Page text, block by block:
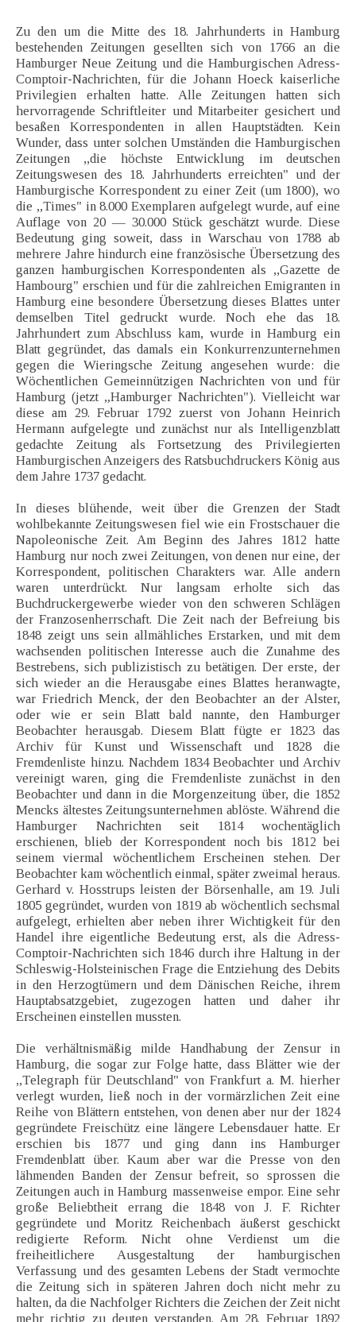
Zu den um die Mitte des 18. Jahrhunderts in Hamburg
bestehenden Zeitungen gesellten sich von 1766 an die
Hamburger Neue Zeitung und die Hamburgischen Adress-
Comptoir-Nachrichten, für die Johann Hoeck kaiserliche
Privilegien erhalten hatte. Alle Zeitungen hatten sich
hervorragende Schriftleiter und Mitarbeiter gesichert und
besaßen Korrespondenten in allen Hauptstädten. Kein
Wunder, dass unter solchen Umständen die Hamburgischen
Zeitungen ,,die höchste Entwicklung im deutschen
Zeitungswesen des 18. Jahrhunderts erreichten" und der
Hamburgische Korrespondent zu einer Zeit (um 1800), wo
die ,,Times" in 8.000 Exemplaren aufgelegt wurde, auf eine
Auflage von 20 — 30.000 Stück geschätzt wurde. Diese
Bedeutung ging soweit, dass in Warschau von 1788 ab
mehrere Jahre hindurch eine französische Übersetzung des
ganzen hamburgischen Korrespondenten als ,,Gazette de
Hambourg" erschien und für die zahlreichen Emigranten in
Hamburg eine besondere Übersetzung dieses Blattes unter
demselben Titel gedruckt wurde. Noch ehe das 18.
Jahrhundert zum Abschluss kam, wurde in Hamburg ein
Blatt gegründet, das damals ein Konkurrenzunternehmen
gegen die Wieringsche Zeitung angesehen wurde: die
Wöchentlichen Gemeinnützigen Nachrichten von und für
Hamburg (jetzt „Hamburger Nachrichten"). Vielleicht war
diese am 29. Februar 1792 zuerst von Johann Heinrich
Hermann aufgelegte und zunächst nur als Intelligenzblatt
gedachte Zeitung als Fortsetzung des Privilegierten
Hamburgischen Anzeigers des Ratsbuchdruckers König aus
dem Jahre 1737 gedacht.
In dieses blühende, weit über die Grenzen der Stadt
wohlbekannte Zeitungswesen fiel wie ein Frostschauer die
Napoleonische Zeit. Am Beginn des Jahres 1812 hatte
Hamburg nur noch zwei Zeitungen, von denen nur eine, der
Korrespondent, politischen Charakters war. Alle andern
waren unterdrückt. Nur langsam erholte sich das
Buchdruckergewerbe wieder von den schweren Schlägen
der Franzosenherrschaft. Die Zeit nach der Befreiung bis
1848 zeigt uns sein allmähliches Erstarken, und mit dem
wachsenden politischen Interesse auch die Zunahme des
Bestrebens, sich publizistisch zu betätigen. Der erste, der
sich wieder an die Herausgabe eines Blattes heranwagte,
war Friedrich Menck, der den Beobachter an der Alster,
oder wie er sein Blatt bald nannte, den Hamburger
Beobachter herausgab. Diesem Blatt fügte er 1823 das
Archiv für Kunst und Wissenschaft und 1828 die
Fremdenliste hinzu. Nachdem 1834 Beobachter und Archiv
vereinigt waren, ging die Fremdenliste zunächst in den
Beobachter und dann in die Morgenzeitung über, die 1852
Mencks ältestes Zeitungsunternehmen ablöste. Während die
Hamburger Nachrichten seit 1814 wochentäglich
erschienen, blieb der Korrespondent noch bis 1812 bei
seinem viermal wöchentlichem Erscheinen stehen. Der
Beobachter kam wöchentlich einmal, später zweimal heraus.
Gerhard v. Hosstrups leisten der Börsenhalle, am 19. Juli
1805 gegründet, wurden von 1819 ab wöchentlich sechsmal
aufgelegt, erhielten aber neben ihrer Wichtigkeit für den
Handel ihre eigentliche Bedeutung erst, als die Adress-
Comptoir-Nachrichten sich 1846 durch ihre Haltung in der
Schleswig-Holsteinischen Frage die Entziehung des Debits
in den Herzogtümern und dem Dänischen Reiche, ihrem
Hauptabsatzgebiet, zugezogen hatten und daher ihr
Erscheinen einstellen mussten.
Die verhältnismäßig milde Handhabung der Zensur in
Hamburg, die sogar zur Folge hatte, dass Blätter wie der
,,Telegraph für Deutschland" von Frankfurt a. M. hierher
verlegt wurden, ließ noch in der vormärzlichen Zeit eine
Reihe von Blättern entstehen, von denen aber nur der 1824
gegründete Freischütz eine längere Lebensdauer hatte. Er
erschien bis 1877 und ging dann ins Hamburger
Fremdenblatt über. Kaum aber war die Presse von den
lähmenden Banden der Zensur befreit, so sprossen die
Zeitungen auch in Hamburg massenweise empor. Eine sehr
große Beliebtheit errang die 1848 von J. F. Richter
gegründete und Moritz Reichenbach äußerst geschickt
redigierte Reform. Nicht ohne Verdienst um die
freiheitlichere Ausgestaltung der hamburgischen
Verfassung und des gesamten Lebens der Stadt vermochte
die Zeitung sich in späteren Jahren doch nicht mehr zu
halten, da die Nachfolger Richters die Zeichen der Zeit nicht
mehr richtig zu deuten verstanden. Am 28. Februar 1892